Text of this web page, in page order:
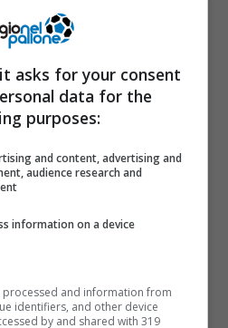
le ultimissime.
Muani
di contratto o di
qui si tratta di pura
Senza una cessione
può affondare colpi in
lista dei desideri c’è
asks for your consent
data for the
purposes:
and content, advertising and
audience research and
information on a device
and information from
identifiers, and other device
by and shared with 319